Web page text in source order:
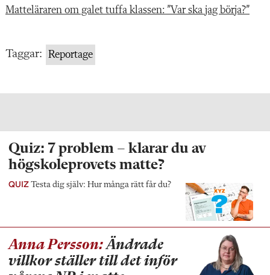
Matteläraren om galet tuffa klassen: ”Var ska jag börja?”
Taggar: Reportage
Quiz: 7 problem – klarar du av
högskoleprovets matte?
QUIZ Testa dig själv: Hur många rätt får du?
Anna Persson:Ändrade
villkor ställer till det inför